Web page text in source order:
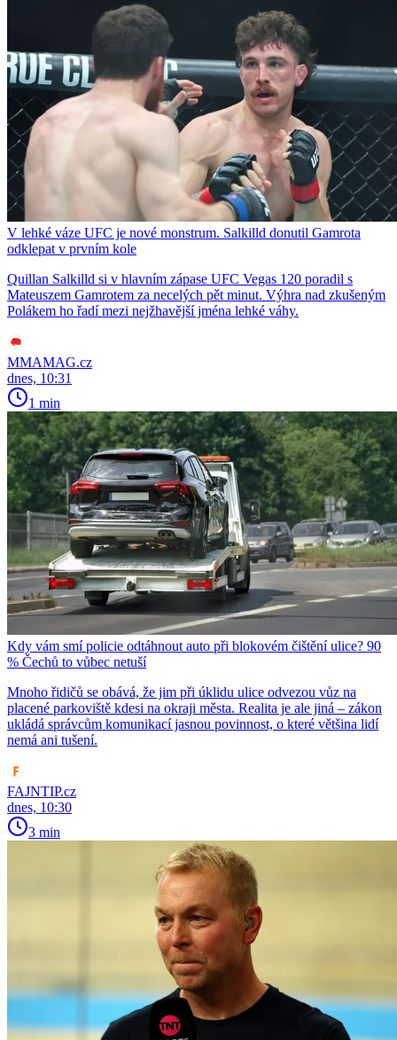
V lehké váze UFC je nové monstrum. Salkilld donutil Gamrota
odklepat v prvním kole
Quillan Salkilld si v hlavním zápase UFC Vegas 120 poradil s
Mateuszem Gamrotem za necelých pět minut. Výhra nad zkušeným
Polákem ho řadí mezi nejžhavější jména lehké váhy.
MMAMAG.cz
dnes, 10:31
1 min
Kdy vám smí policie odtáhnout auto při blokovém čištění ulice? 90
% Čechů to vůbec netuší
Mnoho řidičů se obává, že jim při úklidu ulice odvezou vůz na
placené parkoviště kdesi na okraji města. Realita je ale jiná – zákon
ukládá správcům komunikací jasnou povinnost, o které většina lidí
nemá ani tušení.
FAJNTIP.cz
dnes, 10:30
3 min